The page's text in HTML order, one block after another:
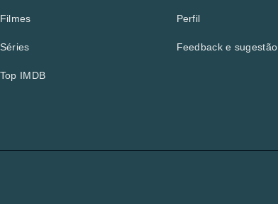
Filmes
Séries
Top IMDB
Perfil
Feedback e sugestão